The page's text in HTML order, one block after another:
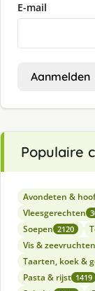
E-mail
Aanmelden
Populaire
Avondeten &
Vleesgerechten
Soepen 2120
Vis & zeevruchten
Taarten, koek &
Pasta & rijst 1419